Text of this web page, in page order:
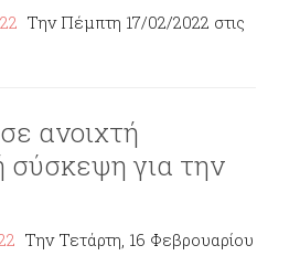
Την Πέμπτη 17/02/2022 στις
ανοιχτή
σύσκεψη για την
Την Τετάρτη, 16 Φεβρουαρίου